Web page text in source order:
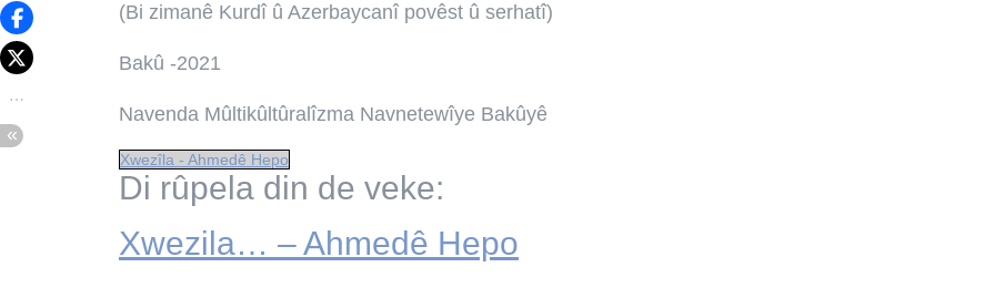
(Bi zimanê Kurdî û Azerbaycanî povêst û serhatî)
Bakû -2021
Navenda Mûltikûltûralîzma Navnetewîye Bakûyê
Xwezîla - Ahmedê Hepo
Di rûpela din de veke:
Xwezila… – Ahmedê Hepo